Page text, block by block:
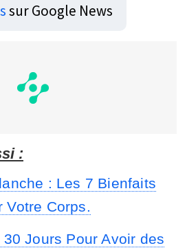
sur Google News
:
: Les 7 Bienfaits
Votre Corps.
Jours Pour Avoir des